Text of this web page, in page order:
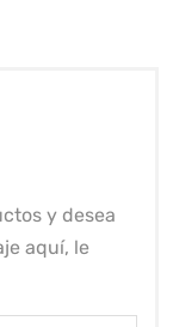
y desea
aquí, le